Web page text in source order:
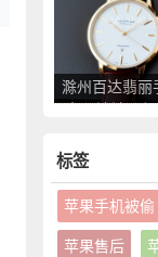
滁州百达翡丽
中心地址_滁
标签
苹果手机被偷
苹果售后